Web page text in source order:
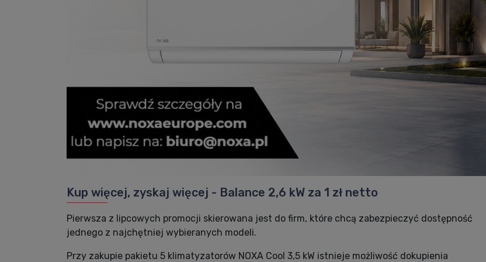
Kup więcej, zyskaj więcej - Balance 2,6 kW za 1 zł netto
Pierwsza z lipcowych promocji skierowana jest do firm, które chcą zabezpieczyć dostępność
jednego z najchętniej wybieranych modeli.
Przy zakupie pakietu 5 klimatyzatorów NOXA Cool 3,5 kW istnieje możliwość dokupienia